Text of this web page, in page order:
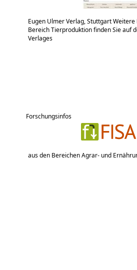
Eugen Ulmer Verlag, Stuttgart
Bereich Tierproduktion finden Sie auf
Verlages
Forschungsinfos
aus den Bereichen Agrar- und